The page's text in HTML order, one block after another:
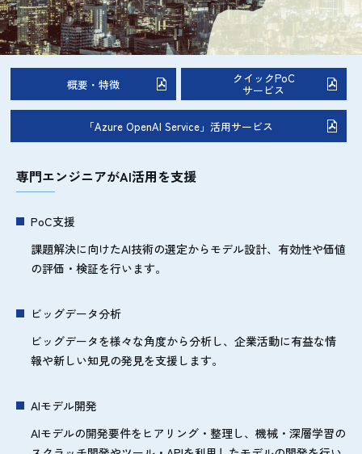
概要・特徴 クイックPoC
サービス
「Azure OpenAI Service」活用サービス
専門エンジニアがAI活用を支援
PoC支援
課題解決に向けたAI技術の選定からモデル設計、有効性や価値
の評価・検証を行います。
ビッグデータ分析
ビッグデータを様々な角度から分析し、企業活動に有益な情
報や新しい知見の発見を支援します。
AIモデル開発
AIモデルの開発要件をヒアリング・整理し、機械・深層学習の